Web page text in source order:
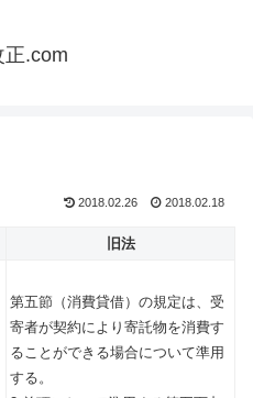
正.com
2018.02.26 2018.02.18
旧法
第五節（消費貸借）の規定は、受
寄者が契約により寄託物を消費す
ることができる場合について準用
する。